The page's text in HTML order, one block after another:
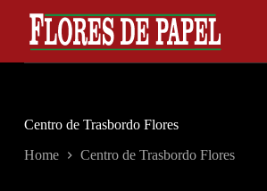
content
Centro de Trasbordo Flores
Home Centro de Trasbordo Flores